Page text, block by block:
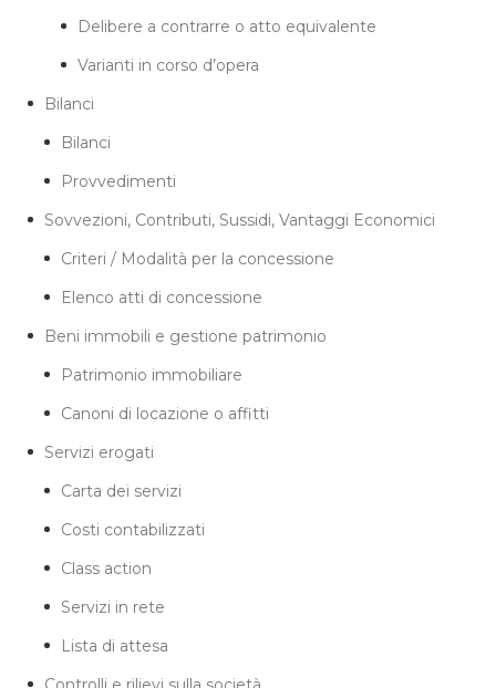
Delibere a contrarre o atto equivalente
Varianti in corso d’opera
Bilanci
Bilanci
Provvedimenti
Sovvezioni, Contributi, Sussidi, Vantaggi Economici
Criteri / Modalità per la concessione
Elenco atti di concessione
Beni immobili e gestione patrimonio
Patrimonio immobiliare
Canoni di locazione o affitti
Servizi erogati
Carta dei servizi
Costi contabilizzati
Class action
Servizi in rete
Lista di attesa